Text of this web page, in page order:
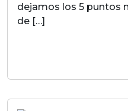
dejamos los 5 puntos
de […]